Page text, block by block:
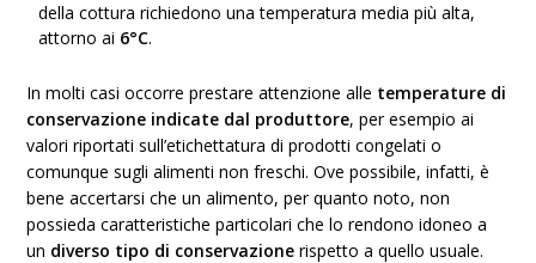
della cottura richiedono una temperatura media più alta,
attorno ai 6°C.
In molti casi occorre prestare attenzione alle temperature di
conservazione indicate dal produttore, per esempio ai
valori riportati sull’etichettatura di prodotti congelati o
comunque sugli alimenti non freschi. Ove possibile, infatti, è
bene accertarsi che un alimento, per quanto noto, non
possieda caratteristiche particolari che lo rendono idoneo a
un diverso tipo di conservazione rispetto a quello usuale.